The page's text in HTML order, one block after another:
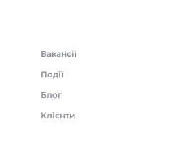
Вакансії
Події
Блог
Клієнти